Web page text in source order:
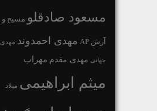
مسعود صادقلو مسیح و
آرش AP مهدی احمدوند مهدی
جهانی مهدی مقدم مهراب
میثم ابراهیمی میلاد